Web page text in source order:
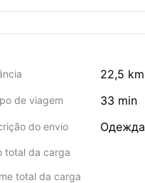
22,5 km
de viagem 33 min
do envio Одежда
total da carga
total da carga